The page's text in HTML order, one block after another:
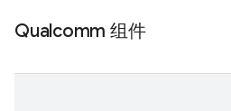
Qualcomm 组件